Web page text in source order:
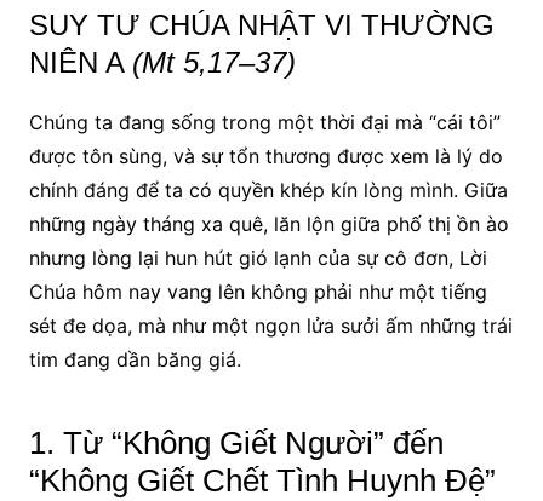
SUY TƯ CHÚA NHẬT VI THƯỜNG
NIÊN A (Mt 5,17–37)
Chúng ta đang sống trong một thời đại mà “cái tôi”
được tôn sùng, và sự tổn thương được xem là lý do
chính đáng để ta có quyền khép kín lòng mình. Giữa
những ngày tháng xa quê, lăn lộn giữa phố thị ồn ào
nhưng lòng lại hun hút gió lạnh của sự cô đơn, Lời
Chúa hôm nay vang lên không phải như một tiếng
sét đe dọa, mà như một ngọn lửa sưởi ấm những trái
tim đang dần băng giá.
1. Từ “Không Giết Người” đến
“Không Giết Chết Tình Huynh Đệ”